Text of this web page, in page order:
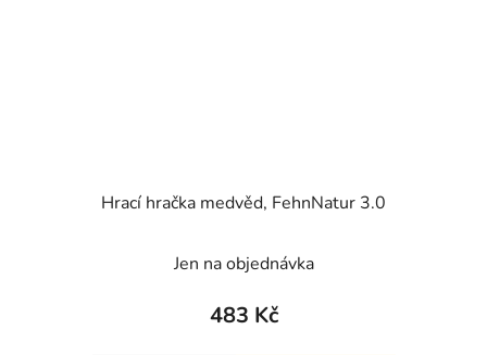
Hrací hračka medvěd, FehnNatur 3.0
Jen na objednávka
483 Kč